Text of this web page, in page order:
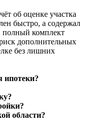
об оценке участка
быстро, а содержал
полный комплект
дополнительных
без лишних
ипотеки?
области?